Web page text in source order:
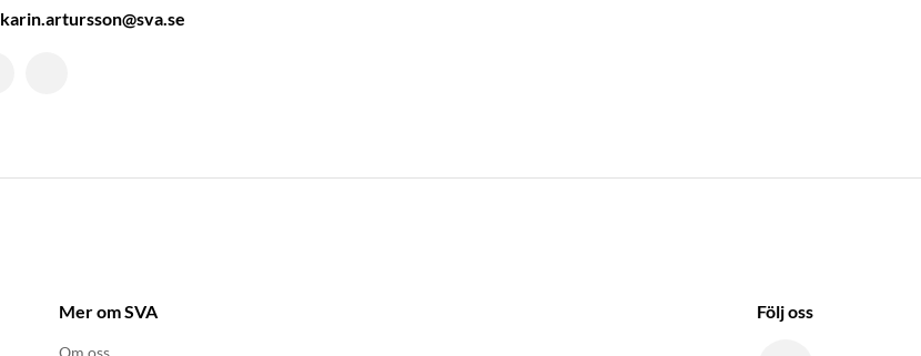
karin.artursson@sva.se
Mer om SVA
Om oss
Följ oss